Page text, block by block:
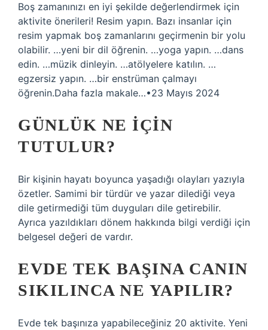
Boş zamanınızı en iyi şekilde değerlendirmek için
aktivite önerileri! Resim yapın. Bazı insanlar için
resim yapmak boş zamanlarını geçirmenin bir yolu
olabilir. …yeni bir dil öğrenin. …yoga yapın. …dans
edin. …müzik dinleyin. …atölyelere katılın. …
egzersiz yapın. …bir enstrüman çalmayı
öğrenin.Daha fazla makale…•23 Mayıs 2024
GÜNLÜK NE IÇIN
TUTULUR?
Bir kişinin hayatı boyunca yaşadığı olayları yazıyla
özetler. Samimi bir türdür ve yazar dilediği veya
dile getirmediği tüm duyguları dile getirebilir.
Ayrıca yazıldıkları dönem hakkında bilgi verdiği için
belgesel değeri de vardır.
EVDE TEK BAŞINA CANIN
SIKILINCA NE YAPILIR?
Evde tek başınıza yapabileceğiniz 20 aktivite. Yeni